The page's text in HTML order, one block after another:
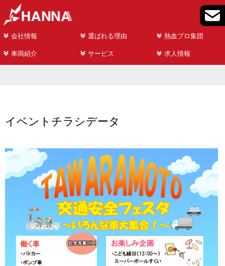
会社情報 選ばれる理由 熱血プロ集団
車両紹介 サービス 求人情報
イベントチラシデータ